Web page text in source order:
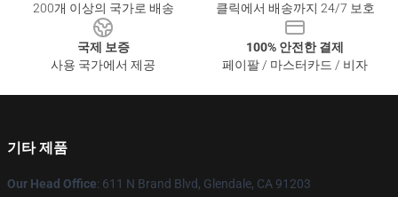
200개 이상의 국가로 배송
클릭에서 배송까지 24/7 보호
국제 보증
사용 국가에서 제공
100% 안전한 결제
페이팔 / 마스터카드 / 비자
기타 제품
Our Head Office: 611 N Brand Blvd, Glendale, CA 91203